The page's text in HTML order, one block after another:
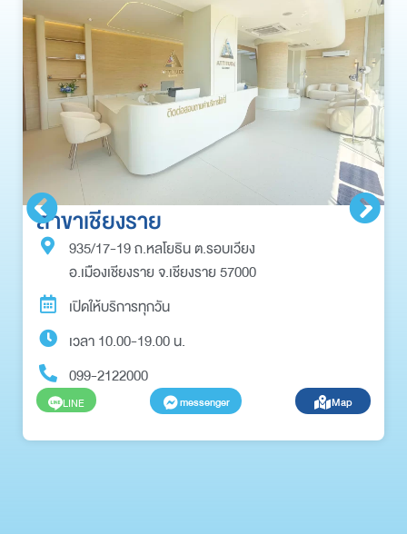
สาขาเชียงราย
935/17-19 ถ.หลโยธิน ต.รอบเวียง
อ.เมืองเชียงราย จ.เชียงราย 57000
เปิดให้บริการทุกวัน
เวลา 10.00-19.00 น.
099-2122000
LINE messenger Map